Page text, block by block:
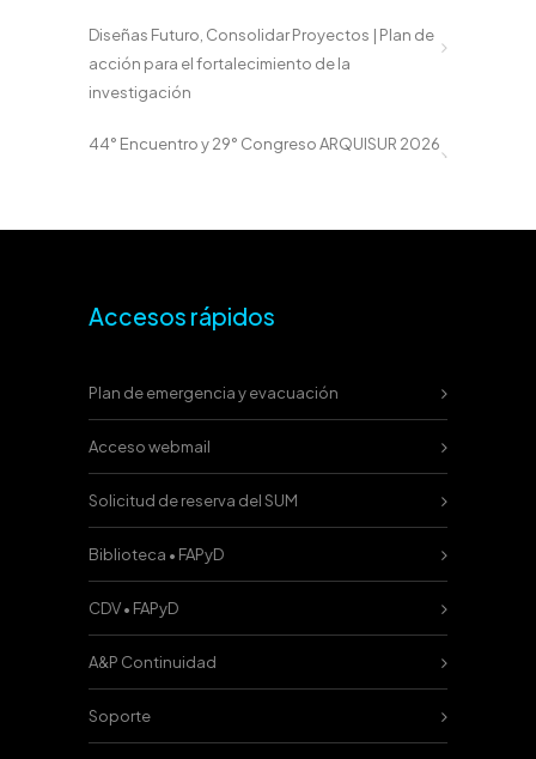
Diseñas Futuro, Consolidar Proyectos | Plan de
acción para el fortalecimiento de la
investigación
44° Encuentro y 29° Congreso ARQUISUR 2026
Accesos rápidos
Plan de emergencia y evacuación
Acceso webmail
Solicitud de reserva del SUM
Biblioteca • FAPyD
CDV • FAPyD
A&P Continuidad
Soporte